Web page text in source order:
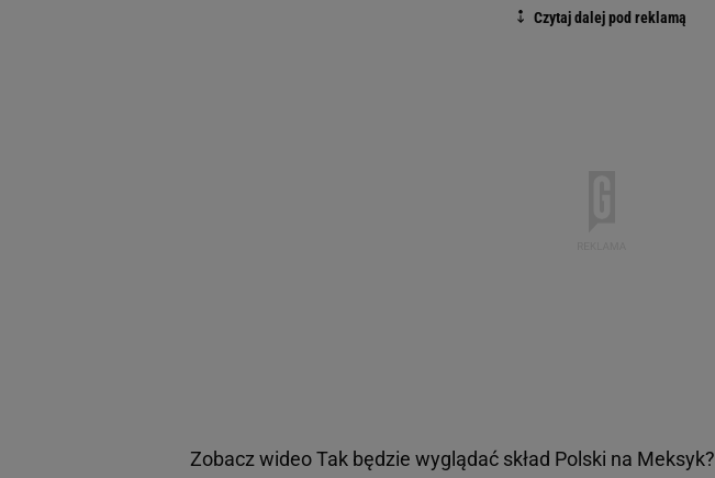
Zobacz wideoTak będzie wyglądać skład Polski na Meksyk?